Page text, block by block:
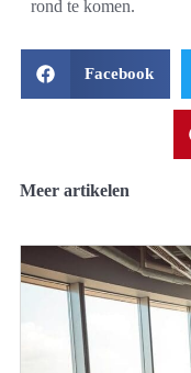
rond te komen.
Facebook
Meer artikelen